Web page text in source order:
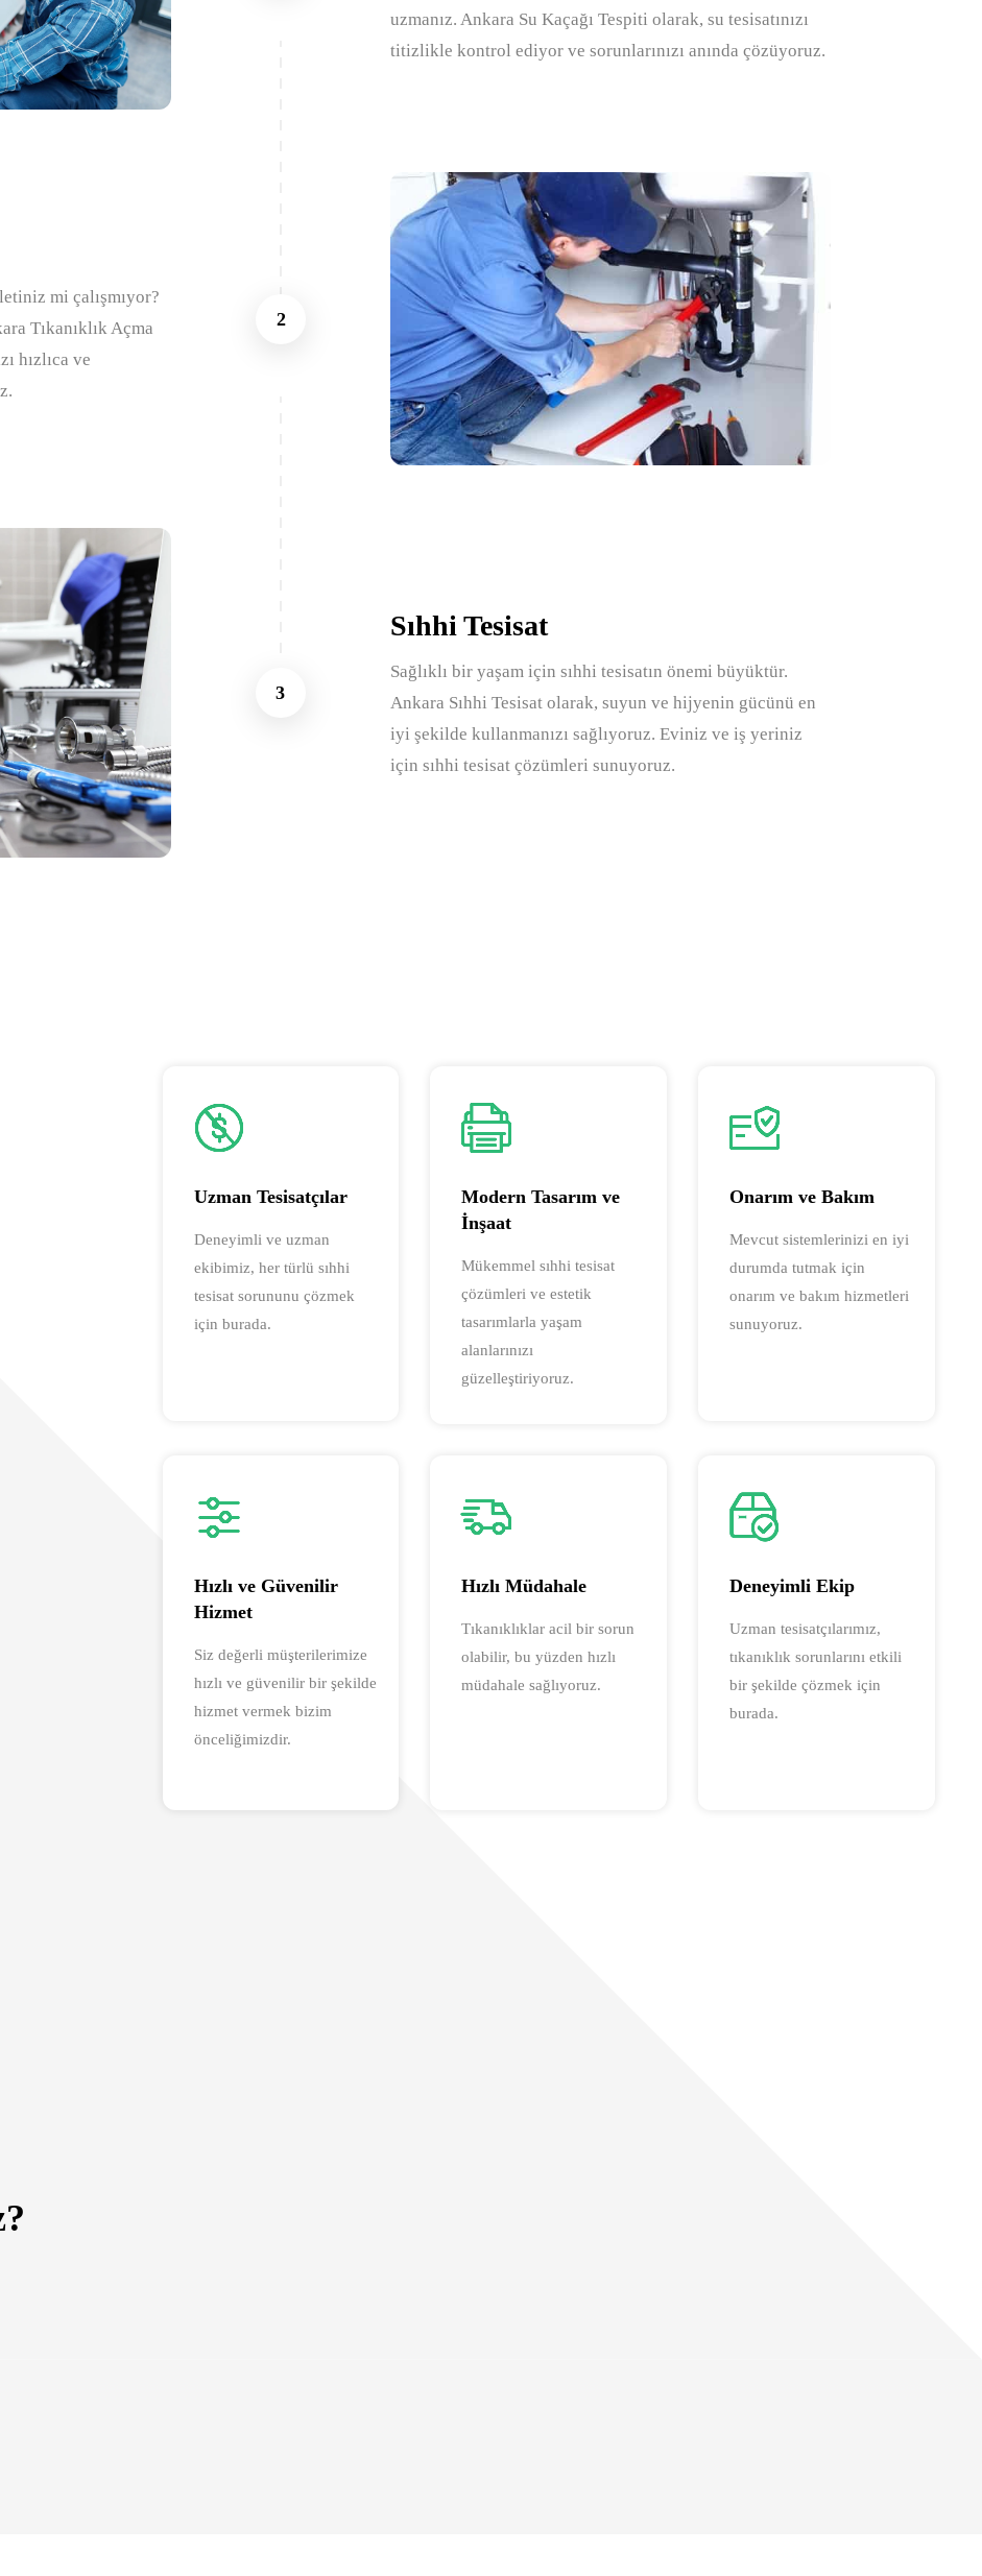
uzmanız. Ankara Su Kaçağı Tespiti olarak, su tesisatınızı
titizlikle kontrol ediyor ve sorunlarınızı anında çözüyoruz.
2
mi çalışmıyor?
Tıkanıklık Açma
hızlıca ve
3
Sıhhi Tesisat
Sağlıklı bir yaşam için sıhhi tesisatın önemi büyüktür.
Ankara Sıhhi Tesisat olarak, suyun ve hijyenin gücünü en
iyi şekilde kullanmanızı sağlıyoruz. Eviniz ve iş yeriniz
için sıhhi tesisat çözümleri sunuyoruz.
Uzman Tesisatçılar
Deneyimli ve uzman
ekibimiz, her türlü sıhhi
tesisat sorununu çözmek
için burada.
Modern Tasarım ve
İnşaat
Mükemmel sıhhi tesisat
çözümleri ve estetik
tasarımlarla yaşam
alanlarınızı
güzelleştiriyoruz.
Onarım ve Bakım
Mevcut sistemlerinizi en iyi
durumda tutmak için
onarım ve bakım hizmetleri
sunuyoruz.
Hızlı ve Güvenilir
Hizmet
Siz değerli müşterilerimize
hızlı ve güvenilir bir şekilde
hizmet vermek bizim
önceliğimizdir.
Hızlı Müdahale
Tıkanıklıklar acil bir sorun
olabilir, bu yüzden hızlı
müdahale sağlıyoruz.
Deneyimli Ekip
Uzman tesisatçılarımız,
tıkanıklık sorunlarını etkili
bir şekilde çözmek için
burada.